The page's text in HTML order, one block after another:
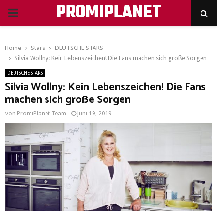
PRIMARY
PROMIPLANET
Home Stars
DEUTSCHE STARS
Silvia Wollny: Kein Lebenszeichen! Die Fans machen sich große Sorgen
DEUTSCHE STARS
Silvia Wollny: Kein Lebenszeichen! Die Fans
machen sich große Sorgen
von PromiPlanet Team Juni 19, 2019